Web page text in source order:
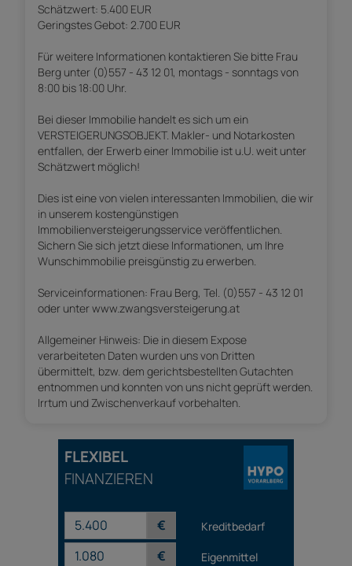
Schätzwert: 5.400 EUR
Geringstes Gebot: 2.700 EUR
Für weitere Informationen kontaktieren Sie bitte Frau
Berg unter (0)557 - 43 12 01, montags - sonntags von
8:00 bis 18:00 Uhr.
Bei dieser Immobilie handelt es sich um ein
VERSTEIGERUNGSOBJEKT. Makler- und Notarkosten
entfallen, der Erwerb einer Immobilie ist u.U. weit unter
Schätzwert möglich!
Dies ist eine von vielen interessanten Immobilien, die wir
in unserem kostengünstigen
Immobilienversteigerungsservice veröffentlichen.
Sichern Sie sich jetzt diese Informationen, um Ihre
Wunschimmobilie preisgünstig zu erwerben.
Serviceinformationen: Frau Berg, Tel. (0)557 - 43 12 01
oder unter www.zwangsversteigerung.at
Allgemeiner Hinweis: Die in diesem Expose
verarbeiteten Daten wurden uns von Dritten
übermittelt, bzw. dem gerichtsbestellten Gutachten
entnommen und konnten von uns nicht geprüft werden.
Irrtum und Zwischenverkauf vorbehalten.
FLEXIBEL
FINANZIEREN
€ Kreditbedarf
€
Eigenmittel